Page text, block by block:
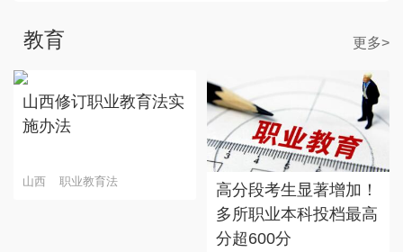
教育 更多>
山西修订职业教育法实
施办法
山西 职业教育法
高分段考生显著增加！
多所职业本科投档最高
分超600分